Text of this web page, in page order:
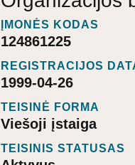
ĮMONĖS KODAS
124861225
REGISTRACIJOS
1999-04-26
TEISINĖ FORMA
Viešoji įstaiga
TEISINIS STATUSAS